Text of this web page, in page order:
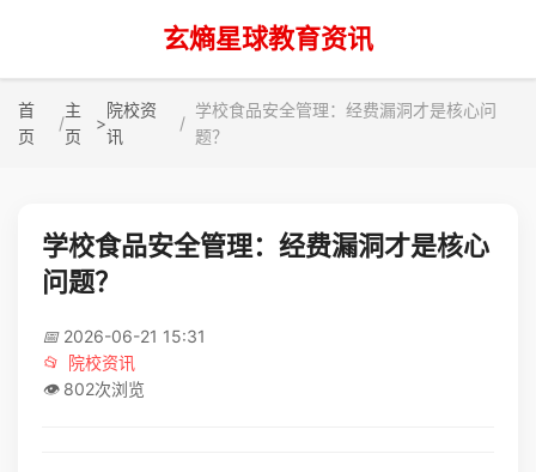
玄熵星球教育资讯
首
页
主
页
>
院校资
讯
学校食品安全管理：经费漏洞才是核心问
题？
学校食品安全管理：经费漏洞才是核心
问题？
📅 2026-06-21 15:31
📂
院校资讯
👁️ 802次浏览